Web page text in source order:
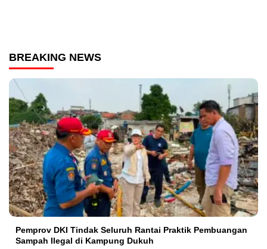
BREAKING NEWS
Pemprov DKI Tindak Seluruh Rantai Praktik Pembuangan
Sampah Ilegal di Kampung Dukuh